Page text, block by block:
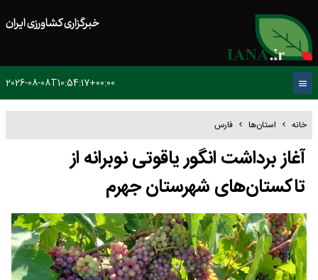
خبرگزاری کشاورزی ایران
2026-08-08T10:54:17+00:00
خانه استان‌ها فارس
آغاز برداشت انگور یاقوتی نوبرانه از
تاکستان‌های شهرستان جهرم